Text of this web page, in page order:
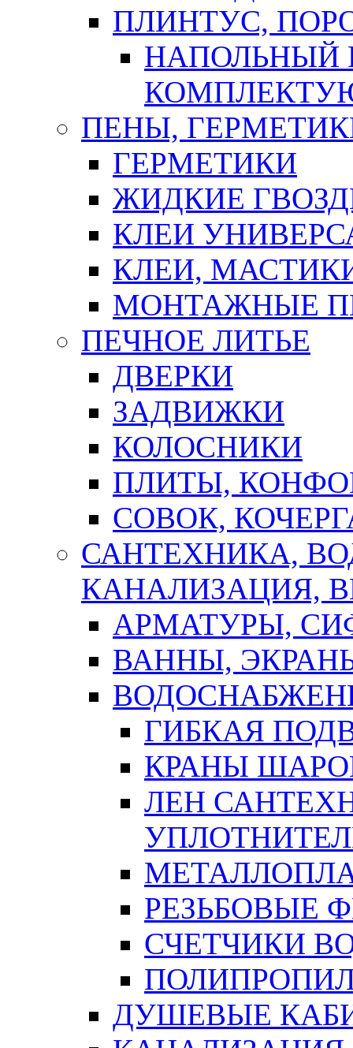
ПЛИНТУС,
НАПОЛЬНЫЙ
ПЕНЫ,
ГЕРМЕТИКИ
ЖИДКИЕ
КЛЕИ
КЛЕИ,
МОНТАЖНЫЕ
ПЕЧНОЕ ЛИТЬЕ
ДВЕРКИ
ЗАДВИЖКИ
КОЛОСНИКИ
ПЛИТЫ,
СОВОК,
САНТЕХНИКА,
КАНАЛИЗАЦИЯ,
АРМАТУРЫ,
ВАННЫ,
ГИБКАЯ
КРАНЫ
ЛЕН
РЕЗЬБОВЫЕ
СЧЕТЧИКИ
ДУШЕВЫЕ